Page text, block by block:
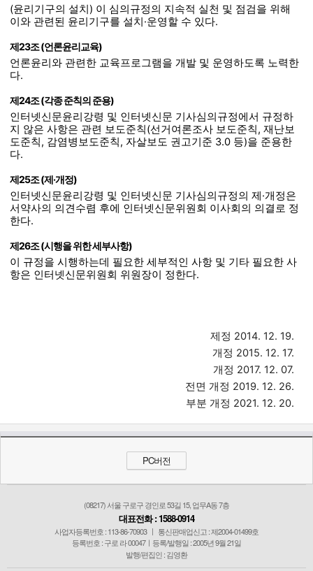
(윤리기구의 설치) 이 심의규정의 지속적 실천 및 점검을 위해
이와 관련된 윤리기구를 설치·운영할 수 있다.
제23조 (언론윤리교육)
언론윤리와 관련한 교육프로그램을 개발 및 운영하도록 노력한
다.
제24조 (각종 준칙의 준용)
인터넷신문윤리강령 및 인터넷신문 기사심의규정에서 규정하
지 않은 사항은 관련 보도준칙(선거여론조사 보도준칙, 재난보
도준칙, 감염병보도준칙, 자살보도 권고기준 3.0 등)을 준용한
다.
제25조 (제·개정)
인터넷신문윤리강령 및 인터넷신문 기사심의규정의 제·개정은
서약사의 의견수렴 후에 인터넷신문위원회 이사회의 의결로 정
한다.
제26조 (시행을 위한 세부사항)
이 규정을 시행하는데 필요한 세부적인 사항 및 기타 필요한 사
항은 인터넷신문위원회 위원장이 정한다.
제정 2014. 12. 19.
개정 2015. 12. 17.
개정 2017. 12. 07.
전면 개정 2019. 12. 26.
부분 개정 2021. 12. 20.
PC버전
(08217) 서울 구로구 경인로 53길 15, 업무A동 7층
대표전화 : 1588-0914
사업자등록번호 : 113-86-70903 | 통신판매업신고 : 제2004-01499호
등록번호 : 구로 라 00047ㅣ등록/발행일 : 2005년 9월 21일
발행/편집인 : 김영환